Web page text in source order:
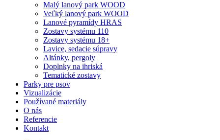
Malý lanový park WOOD
Veľký lanový park WOOD
Lanové pyramídy HRAS
Zostavy systému 110
Zostavy systému 18+
Lavice, sedacie súpravy
Altánky, pergoly
Doplnky na ihriská
Tematické zostavy
Parky pre psov
Vizualizácie
Používané materiály
O nás
Referencie
Kontakt